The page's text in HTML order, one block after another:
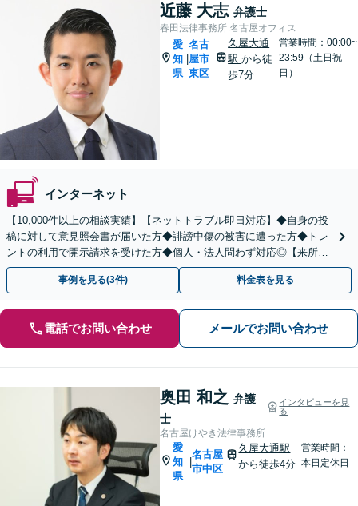
近藤 大志 弁護士
春田法律事務所 名古屋オフィス
愛
知
県
名古
屋市
東区
久屋大通
駅から徒
歩7分
営業時間：00:00~
23:59（土日祝
日）
インターネット
【10,000件以上の相談実績】【ネットトラブル即日対応】◆自身の投
稿に対して意見照会書が届いた方◆誹謗中傷の被害に遭った方◆トレ
ントの利用で開示請求を受けた方◆個人・法人問わず対応◎【来所不
要／LINE相談可】
事例を見る(3件) 料金表を見る
電話でお問い合わせ メールでお問い合わせ
奥田 和之 弁護
士
インタビューを見
る
名古屋けやき法律事務所
愛
知
県
|
名古屋
市中区
久屋大通駅
から徒歩4分
営業時間：
本日定休日